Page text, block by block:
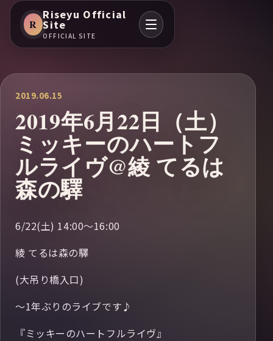
R
Riseyu Official
Site
OFFICIAL SITE
2019.06.15
2019年6月22日（土）
ミッキーのハートフ
ルライヴ@綾 てるは
森の驛
6/22(土) 14:00～16:00
綾 てるは森の驛
(大吊り橋入口)
～1年ぶりのライブです♪
『ミッキーのハートフルライヴ』